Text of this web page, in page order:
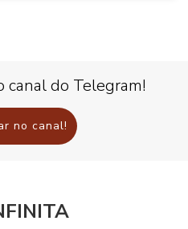
canal do Telegram!
no canal!